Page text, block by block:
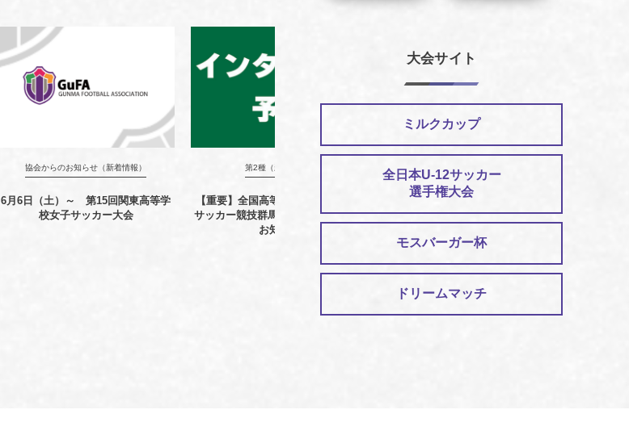
協会からのお知らせ（新着情報）
6月6日（土）～ 第15回関東高等学
校女子サッカー大会
第2種（新着情報）
【重要】全国高等学校総合体育大会
サッカー競技群馬県予選 会場変更の
お知らせ
第2種（新着情報）
群馬県高校総合体育大会サッカー競
技男子優勝
大会サイト
ミルクカップ
全日本U-12サッカー
選手権大会
モスバーガー杯
ドリームマッチ